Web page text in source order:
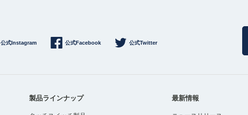
公式Instagram 公式Facebook 公式Twitter
製品ラインナップ 最新情報